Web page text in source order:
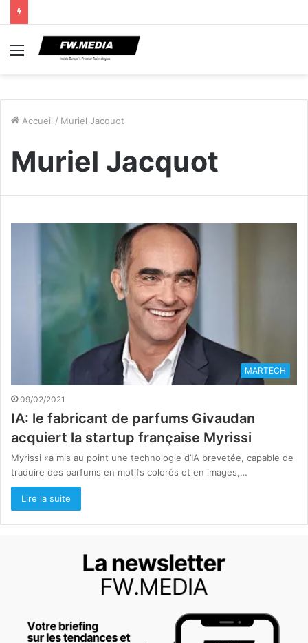
Menu
Accueil / Muriel Jacquot
Muriel Jacquot
MARTECH
09/02/2021
IA: le fabricant de parfums Givaudan
acquiert la startup française Myrissi
Myrissi «a mis au point une technologie d’IA brevetée, capable de
traduire des parfums en motifs colorés et en images,…
Lire la suite